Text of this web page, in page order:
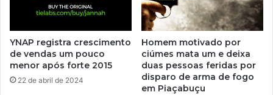
YNAP registra crescimento
de vendas um pouco
menor após forte 2015
22 de abril de 2024
Homem motivado por
ciúmes mata um e deixa
duas pessoas feridas por
disparo de arma de fogo
em Piaçabuçu